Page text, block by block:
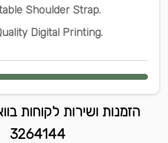
Shoulder Strap.
Digital Printing.
3264144